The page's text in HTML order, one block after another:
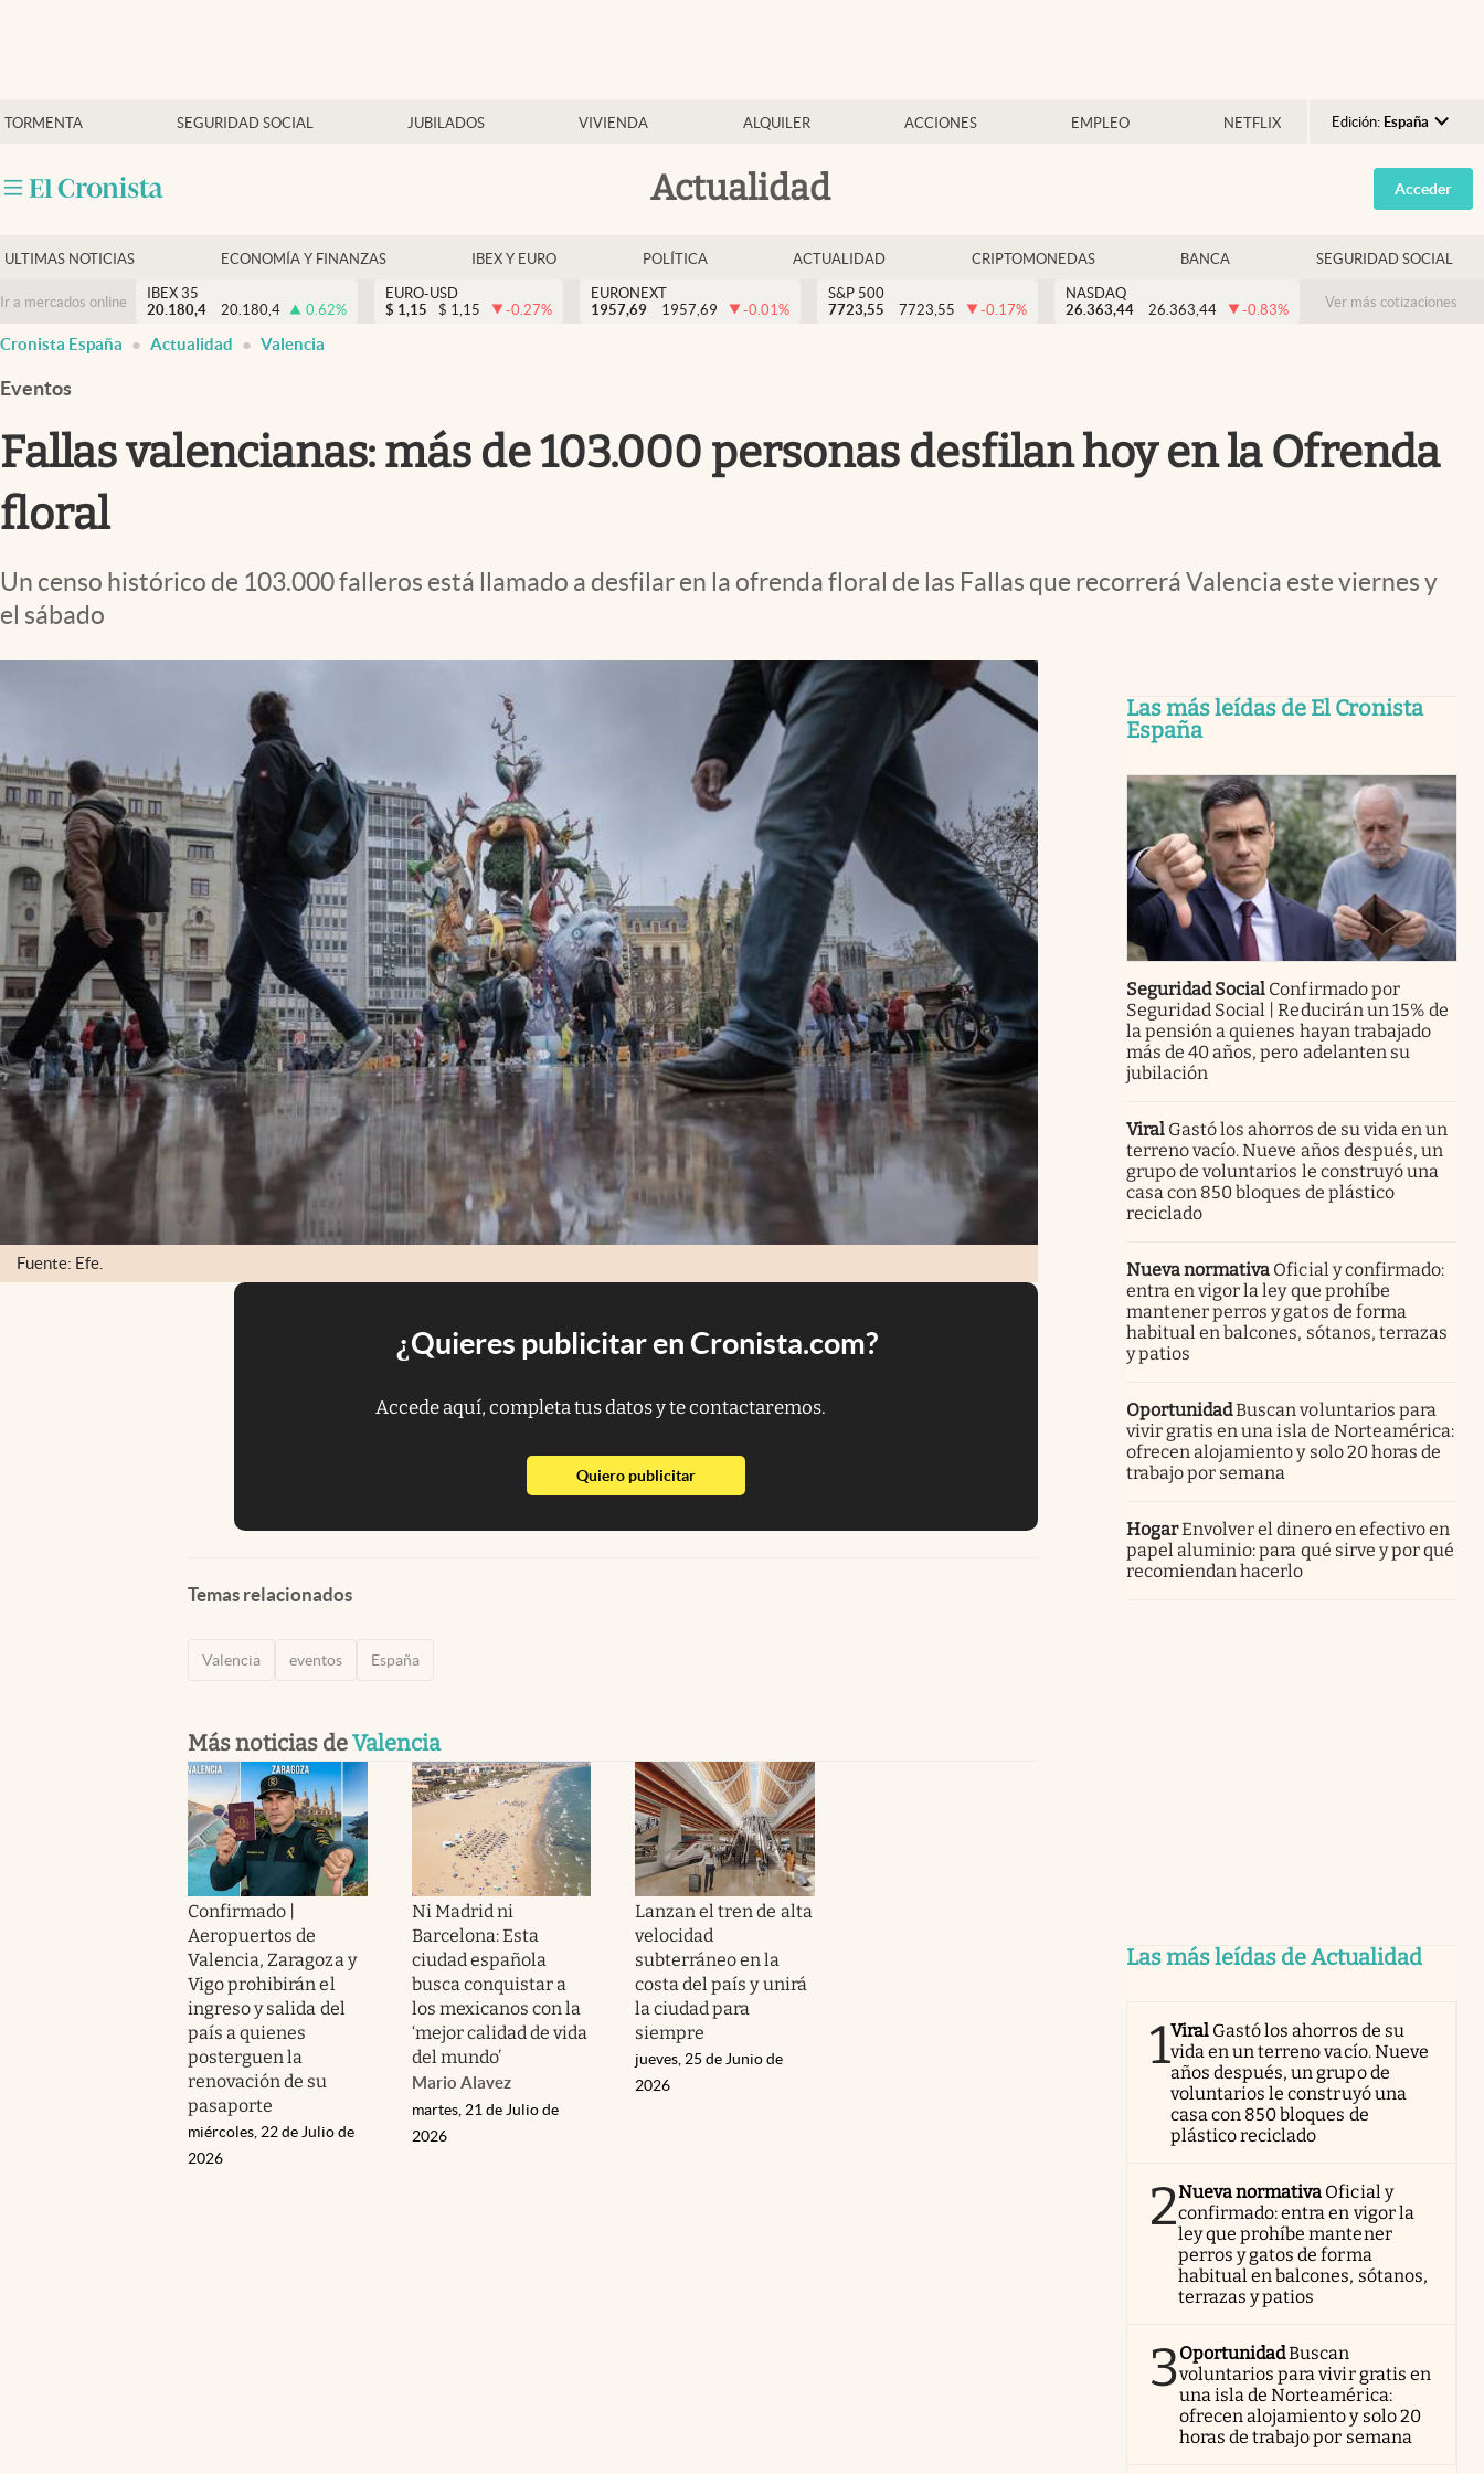
TORMENTA SEGURIDAD SOCIAL JUBILADOS VIVIENDA ALQUILER ACCIONES EMPLEO NETFLIX Edición: España
Argentina
España
USA
Colombia
Actualidad
Economía y finanzas
Criptomonedas
Acceder
ULTIMAS NOTICIAS ECONOMÍA Y FINANZAS IBEX Y EURO POLÍTICA ACTUALIDAD CRIPTOMONEDAS BANCA SEGURIDAD SOCIAL
Ir a mercados online
IBEX 35
20.180,4
20.180,4 0.62%
EURO-USD
$ 1,15 $ 1,15 -0.27%
EURONEXT
1957,69
1957,69 -0.01%
S&P 500
7723,55
7723,55 -0.17%
NASDAQ
26.363,44
26.363,44 -0.83% Ver más cotizaciones
Cronista España Actualidad Valencia
Eventos
Fallas valencianas: más de 103.000 personas desfilan hoy en la Ofrenda
floral
Un censo histórico de 103.000 falleros está llamado a desfilar en la ofrenda floral de las Fallas que recorrerá Valencia este viernes y
el sábado
Fuente: Efe.
¿Quieres publicitar en Cronista.com?
Accede aquí, completa tus datos y te contactaremos.
Quiero publicitarabre en nueva pestaña
Temas relacionados
Valencia eventos España
Más noticias deValencia
Confirmado |
Aeropuertos de
Valencia, Zaragoza y
Vigo prohibirán el
ingreso y salida del
país a quienes
posterguen la
renovación de su
pasaporte
miércoles, 22 de Julio de
2026
Ni Madrid ni
Barcelona: Esta
ciudad española
busca conquistar a
los mexicanos con la
‘mejor calidad de vida
del mundo’
Mario Alavez
martes, 21 de Julio de
2026
Lanzan el tren de alta
velocidad
subterráneo en la
costa del país y unirá
la ciudad para
siempre
jueves, 25 de Junio de
2026
Las más leídas de El Cronista
España
Seguridad Social Confirmado por
Seguridad Social | Reducirán un 15% de
la pensión a quienes hayan trabajado
más de 40 años, pero adelanten su
jubilación
Viral Gastó los ahorros de su vida en un
terreno vacío. Nueve años después, un
grupo de voluntarios le construyó una
casa con 850 bloques de plástico
reciclado
Nueva normativa Oficial y confirmado:
entra en vigor la ley que prohíbe
mantener perros y gatos de forma
habitual en balcones, sótanos, terrazas
y patios
OportunidadBuscan voluntarios para
vivir gratis en una isla de Norteamérica:
ofrecen alojamiento y solo 20 horas de
trabajo por semana
HogarEnvolver el dinero en efectivo en
papel aluminio: para qué sirve y por qué
recomiendan hacerlo
Las más leídas de Actualidad
1Viral Gastó los ahorros de su
vida en un terreno vacío. Nueve
años después, un grupo de
voluntarios le construyó una
casa con 850 bloques de
plástico reciclado
2Nueva normativa Oficial y
confirmado: entra en vigor la
ley que prohíbe mantener
perros y gatos de forma
habitual en balcones, sótanos,
terrazas y patios
3OportunidadBuscan
voluntarios para vivir gratis en
una isla de Norteamérica:
ofrecen alojamiento y solo 20
horas de trabajo por semana